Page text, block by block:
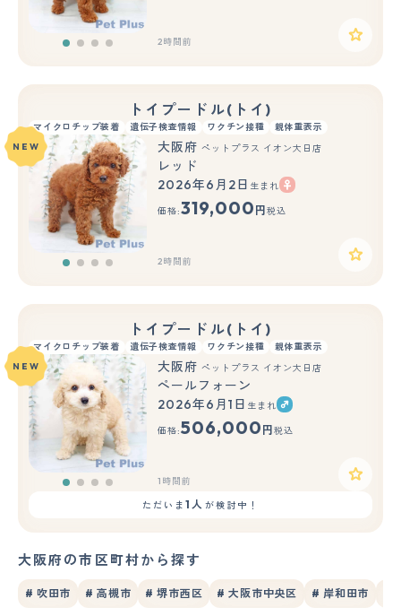
2時間前
トイプードル(トイ)
マイクロチップ装着 遺伝子検査情報 ワクチン接種
親体重表示
NEW
大阪府 ペットプラス イオン大日店
レッド
2026年6月2日 生まれ
価格:319,000 円 税込
2時間前
トイプードル(トイ)
マイクロチップ装着 遺伝子検査情報 ワクチン接種
親体重表示
NEW
大阪府 ペットプラス イオン大日店
ペールフォーン
2026年6月1日 生まれ
価格:506,000 円 税込
1時間前
ただいま1人 が検討中！
大阪府の市区町村から探す
# 吹田市 # 高槻市 # 堺市西区 # 大阪市中央区 # 岸和田市